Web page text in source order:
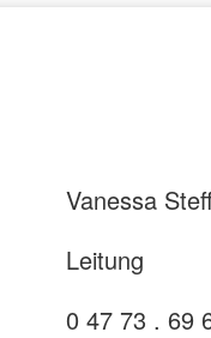
Vanessa
Leitung
0 47 73 . 69